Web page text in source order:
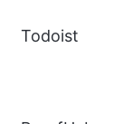
Todoist